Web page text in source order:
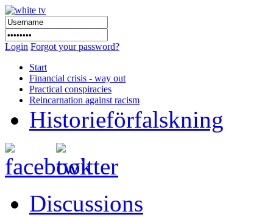
Login Forgot your password?
Start
Financial crisis - way out
Practical conspiracies
Reincarnation against racism
Historieförfalskning
Discussions